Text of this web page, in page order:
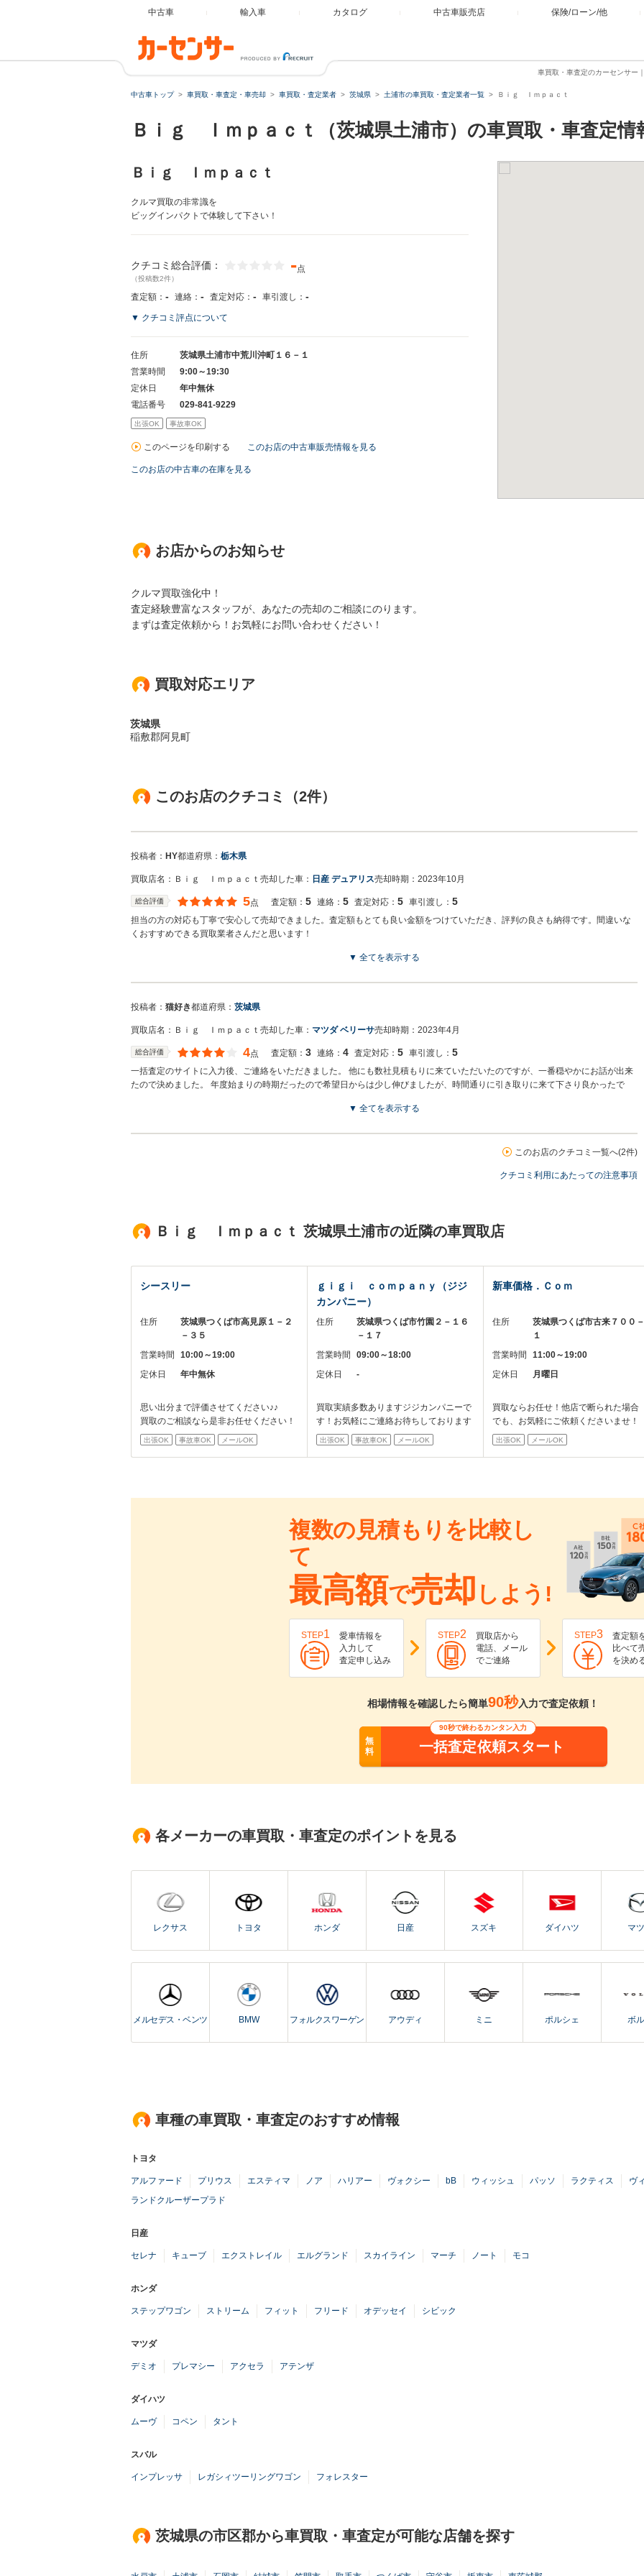
中古車 輸入車 カタログ 中古車販売店 保険/ローン/他
車買取・車査定のカーセンサー
中古車トップ 車買取・車査定・車売却 車買取・査定業者 茨城県 土浦市の車買取・査定業者一覧 Ｂｉｇ Ｉｍｐａｃｔ
Ｂｉｇ Ｉｍｐａｃｔ（茨城県土浦市）の車買取・車査定情
Ｂｉｇ Ｉｍｐａｃｔ
クルマ買取の非常識を
ビッグインパクトで体験して下さい！
クチコミ総合評価： -点
（投稿数2件）
査定額： - 連絡： - 査定対応： - 車引渡し： -
▼ クチコミ評点について
住所
茨城県土浦市中荒川沖町１６－１
営業時間
9:00～19:30
定休日
年中無休
電話番号
029-841-9229
出張OK 事故車OK
このページを印刷する このお店の中古車販売情報を見る
このお店の中古車の在庫を見る
お店からのお知らせ
クルマ買取強化中！
査定経験豊富なスタッフが、あなたの売却のご相談にのります。
まずは査定依頼から！お気軽にお問い合わせください！
買取対応エリア
茨城県
稲敷郡阿見町
このお店のクチコミ（2件）
投稿者： HY都道府県： 栃木県
買取店名： Ｂｉｇ Ｉｍｐａｃｔ 売却した車： 日産 デュアリス売却時期： 2023年10月
総合評価 5点 査定額： 5 連絡： 5 査定対応： 5 車引渡し： 5
担当の方の対応も丁寧で安心して売却できました。査定額もとても良い金額をつけていただき、評判の良さも納得です。間違いな
くおすすめできる買取業者さんだと思います！
で今後とも宜しくお願い致します。
▼ 全てを表示する
投稿者： 猫好き都道府県： 茨城県
買取店名： Ｂｉｇ Ｉｍｐａｃｔ 売却した車： マツダ ベリーサ売却時期： 2023年4月
総合評価 4点 査定額： 3 連絡： 4 査定対応： 5 車引渡し： 5
一括査定のサイトに入力後、ご連絡をいただきました。 他にも数社見積もりに来ていただいたのですが、一番穏やかにお話が出来
たので決めました。 年度始まりの時期だったので希望日からは少し伸びましたが、時間通りに引き取りに来て下さり良かったで
買取店からの返信
この度は大変ありがたいお言葉を頂き有難うございます。 スタップ一同より一層お客様に喜んで頂けるよう邁進してまいりますの
▼ 全てを表示する
このお店のクチコミ一覧へ(2件)
クチコミ利用にあたっての注意事項
Ｂｉｇ Ｉｍｐａｃｔ 茨城県土浦市の近隣の車買取店
シースリー
住所
茨城県つくば市高見原１－２
－３５
営業時間
10:00～19:00
定休日
年中無休
思い出分まで評価させてください♪♪
買取のご相談なら是非お任せください！
出張OK 事故車OK メールOK
ｇｉｇｉ ｃｏｍｐａｎｙ（ジジ
カンパニー）
住所
茨城県つくば市竹園２－１６
－１７
営業時間
09:00～18:00
定休日
-
買取実績多数ありますジジカンパニーで
す！お気軽にご連絡お待ちしております
出張OK 事故車OK メールOK
新車価格．Ｃｏｍ
住所
茨城県つくば市古来７００－
１
営業時間
11:00～19:00
定休日
月曜日
買取ならお任せ！他店で断られた場合
でも、お気軽にご依頼くださいませ！
出張OK メールOK
複数の見積もりを比較し
て
最高額で売却 しよう!
STEP1
愛車情報を
入力して
査定申し込み
STEP2
買取店から
電話、メール
でご連絡
STEP3
査定額
比べて
を決め
相場情報を確認したら簡単90秒入力で査定依頼！
無
料
90秒で終わるカンタン入力
一括査定依頼スタート
各メーカーの車買取・車査定のポイントを見る
レクサス トヨタ ホンダ 日産 スズキ ダイハツ マ
メルセデス・ベンツ BMW フォルクスワーゲン アウディ ミニ ポルシェ ボ
車種の車買取・車査定のおすすめ情報
トヨタ
アルファード プリウス エスティマ ノア ハリアー ヴォクシー bB ウィッシュ パッソ ラクティス ヴ
ランドクルーザープラド
日産
セレナ キューブ エクストレイル エルグランド スカイライン マーチ ノート モコ
ホンダ
ステップワゴン ストリーム フィット フリード オデッセイ シビック
マツダ
デミオ プレマシー アクセラ アテンザ
ダイハツ
ムーヴ コペン タント
スバル
インプレッサ レガシィツーリングワゴン フォレスター
茨城県の市区郡から車買取・車査定が可能な店舗を探す